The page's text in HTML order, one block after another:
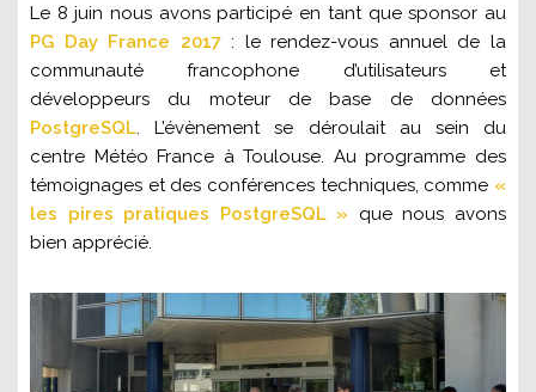
Le 8 juin nous avons participé en tant que sponsor au
PG Day France 2017: le rendez-vous annuel de la
communauté francophone d’utilisateurs et
développeurs du moteur de base de données
PostgreSQL. L’évènement se déroulait au sein du
centre Météo France à Toulouse. Au programme des
témoignages et des conférences techniques, comme «
les pires pratiques PostgreSQL » que nous avons
bien apprécié.